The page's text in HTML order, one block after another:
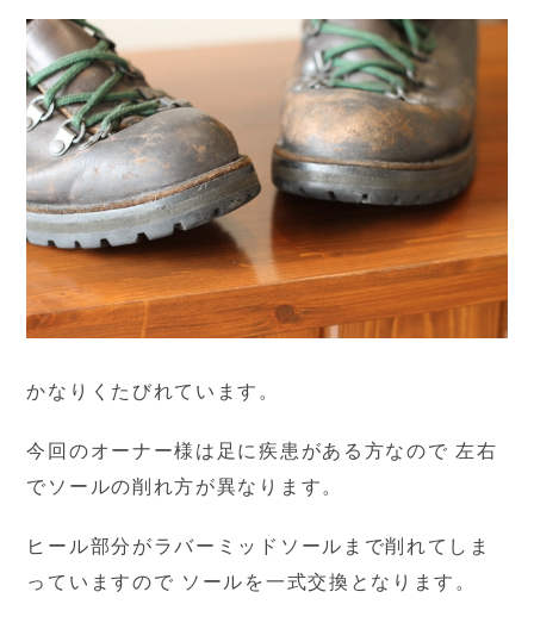
かなりくたびれています。
今回のオーナー様は足に疾患がある方なので 左右
でソールの削れ方が異なります。
ヒール部分がラバーミッドソールまで削れてしま
っていますので ソールを一式交換となります。